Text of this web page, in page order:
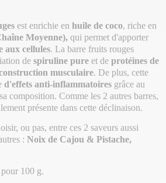
est enrichie en huile de coco, riche en
Moyenne), qui permet d'apporter
aux cellules. La barre fruits rouges
de spiruline pure et de protéines de
musculaire. De plus, cette
d'effets anti-inflammatoires grâce au
composition. Comme les 2 autres barres,
présente dans cette déclinaison.
ou pas, entre ces 2 saveurs aussi
: Noix de Cajou & Pistache,
100 g.